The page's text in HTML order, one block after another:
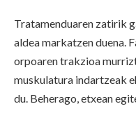
Tratamenduaren zatirik
aldea markatzen duena.
orpoaren trakzioa
muskulatura indartzeak
du. Beherago, etxean